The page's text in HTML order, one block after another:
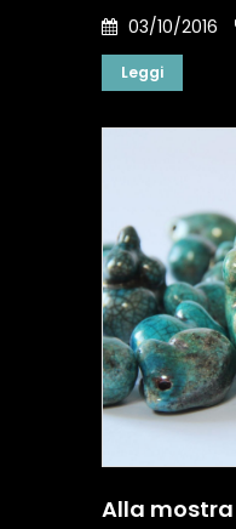
03/10/2016
Leggi
Alla mostra